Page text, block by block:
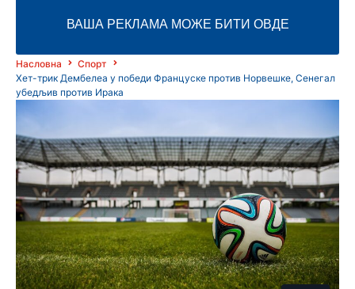
ВАША РЕКЛАМА МОЖЕ БИТИ ОВДЕ
Насловна
Спорт
Хет-трик Дембелеа у победи Француске против Норвешке, Сенегал
убедљив против Ирака